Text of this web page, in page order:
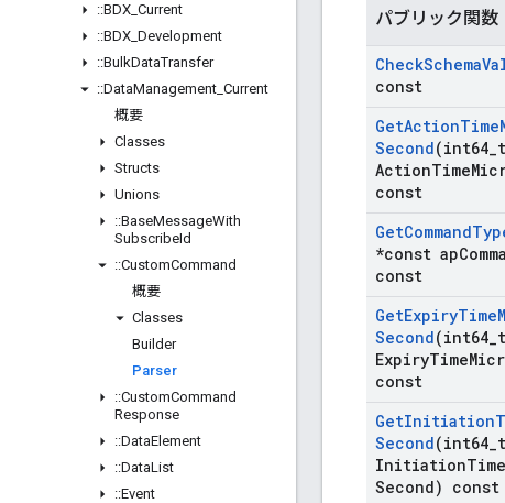
::BDX Current
::BDX Development
::BulkDataTransfer
::DataManagement Current
概要
Classes
Structs
Unions
::BaseMessageWith
SubscribeId
::CustomCommand
概要
Classes
Builder
Parser
::CustomCommand
Response
::DataElement
::DataList
::Event
パブリック関数
CheckSchema
const
GetActionTime
Second(int64
ActionTime
const
GetCommand
*const ap
const
GetExpiryTime
Second(int64
ExpiryTime
const
GetInitiation
Second(int64
InitiationTime
Second) const